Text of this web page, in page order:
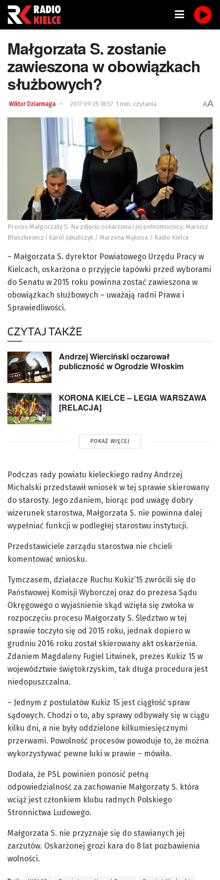
Małgorzata S. zostanie
zawieszona w obowiązkach
służbowych?
Wiktor Dziarmaga 2017-09-25 18:57 1 min. czytania AA
Proces Małgorzaty S. Na zdjęciu oskarżona i jej pełnomocnicy: Mariusz
Błaszkiewicz i Karol Jakubczyk / Marzena Mąkosa / Radio Kielce
– Małgorzata S. dyrektor Powiatowego Urzędu Pracy w
Kielcach, oskarżona o przyjęcie łapówki przed wyborami
do Senatu w 2015 roku powinna zostać zawieszona w
obowiązkach służbowych – uważają radni Prawa i
Sprawiedliwości.
CZYTAJ TAKŻE
Andrzej Wierciński oczarował
publiczność w Ogrodzie Włoskim
KORONA KIELCE – LEGIA WARSZAWA
[RELACJA]
POKAŻ WIĘCEJ
Podczas rady powiatu kieleckiego radny Andrzej
Michalski przedstawił wniosek w tej sprawie skierowany
do starosty. Jego zdaniem, biorąc pod uwagę dobry
wizerunek starostwa, Małgorzata S. nie powinna dalej
wypełniać funkcji w podległej starostwu instytucji.
Przedstawiciele zarządu starostwa nie chcieli
komentować wniosku.
Tymczasem, działacze Ruchu Kukiz’15 zwrócili się do
Państwowej Komisji Wyborczej oraz do prezesa Sądu
Okręgowego o wyjaśnienie skąd wzięła się zwłoka w
rozpoczęciu procesu Małgorzaty S. Śledztwo w tej
sprawie toczyło się od 2015 roku, jednak dopiero w
grudniu 2016 roku został skierowany akt oskarżenia.
Zdaniem Magdaleny Fugiel Litwinek, prezes Kukiz 15 w
województwie świętokrzyskim, tak długa procedura jest
niedopuszczalna.
– Jednym z postulatów Kukiz 15 jest ciągłość spraw
sądowych. Chodzi o to, aby sprawy odbywały się w ciągu
kilku dni, a nie były oddzielone kilkumiesięcznymi
przerwami. Powolność procesów powoduje to, że można
wykorzystywać pewne luki w prawie – mówiła.
Dodała, że PSL powinien ponosić pełną
odpowiedzialność za zachowanie Małgorzaty S. która
wciąż jest członkiem klubu radnych Polskiego
Stronnictwa Ludowego.
Małgorzata S. nie przyznaje się do stawianych jej
zarzutów. Oskarżonej grozi kara do 8 lat pozbawienia
wolności.